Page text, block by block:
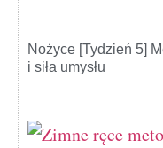
Nożyce [Tydzień 5]
i siła umysłu